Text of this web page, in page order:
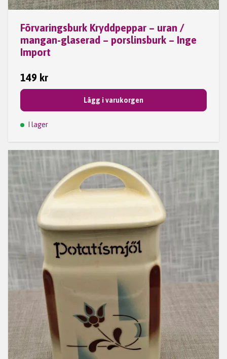
Förvaringsburk Kryddpeppar – uran /
mangan-glaserad – porslinsburk – Inge
Import
149 kr
Lägg i varukorgen
I lager